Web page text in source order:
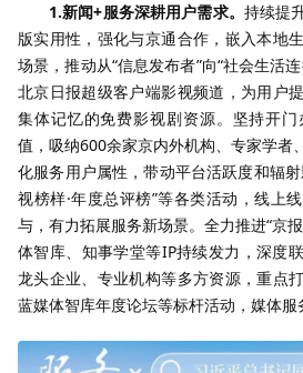
1.新闻+服务深耕用户需求。 持续提
版实用性，强化与京通合作，嵌入本地
场景，推动从“信息发布者”向“社会生活
北京日报超级客户端影视频道，为用户
集体记忆的免费影视剧资源。坚持开
值，吸纳600余家京内外机构、专家学者
化服务用户属性，带动平台活跃度和辐
视榜样·年度总评榜”等各类活动，线上
与，有力拓展服务新场景。全力推进“京
体智库、知事学堂等IP持续发力，深度
龙头企业、专业机构等多方资源，重点
蓝媒体智库年度论坛等标杆活动，媒体服